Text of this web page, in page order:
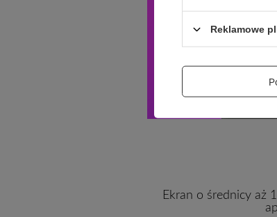
Ekran o średnicy aż
Reklamowe